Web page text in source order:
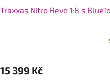
Traxxas Nitro Revo 1:8 s
15 399 Kč